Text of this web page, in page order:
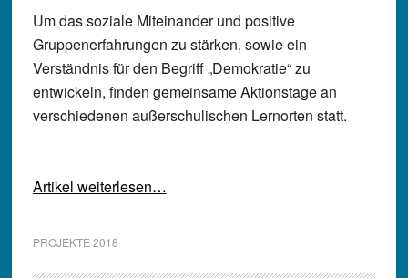
Um das soziale Miteinander und positive
Gruppenerfahrungen zu stärken, sowie ein
Verständnis für den Begriff „Demokratie“ zu
entwickeln, finden gemeinsame Aktionstage an
verschiedenen außerschulischen Lernorten statt.
Artikel weiterlesen…
PROJEKTE 2018